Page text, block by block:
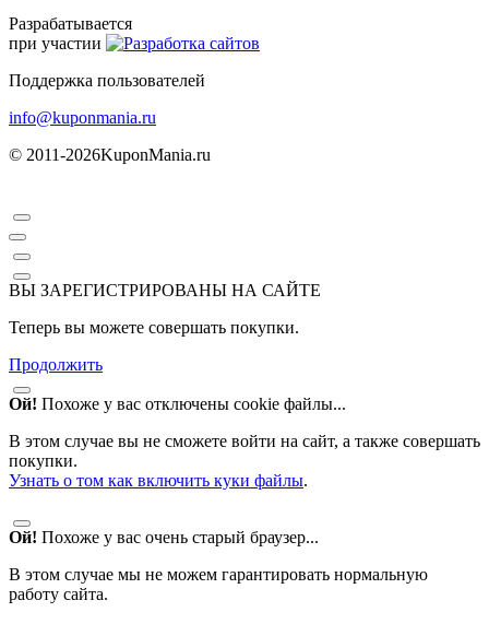
Разрабатывается
при участии
Поддержка пользователей
info@kuponmania.ru
© 2011-2026KuponMania.ru
ВЫ ЗАРЕГИСТРИРОВАНЫ НА САЙТЕ
Теперь вы можете совершать покупки.
Продолжить
Ой! Похоже у вас отключены cookie файлы...
В этом случае вы не сможете войти на сайт, а также совершать
покупки.
Узнать о том как включить куки файлы.
Ой! Похоже у вас очень старый браузер...
В этом случае мы не можем гарантировать нормальную
работу сайта.